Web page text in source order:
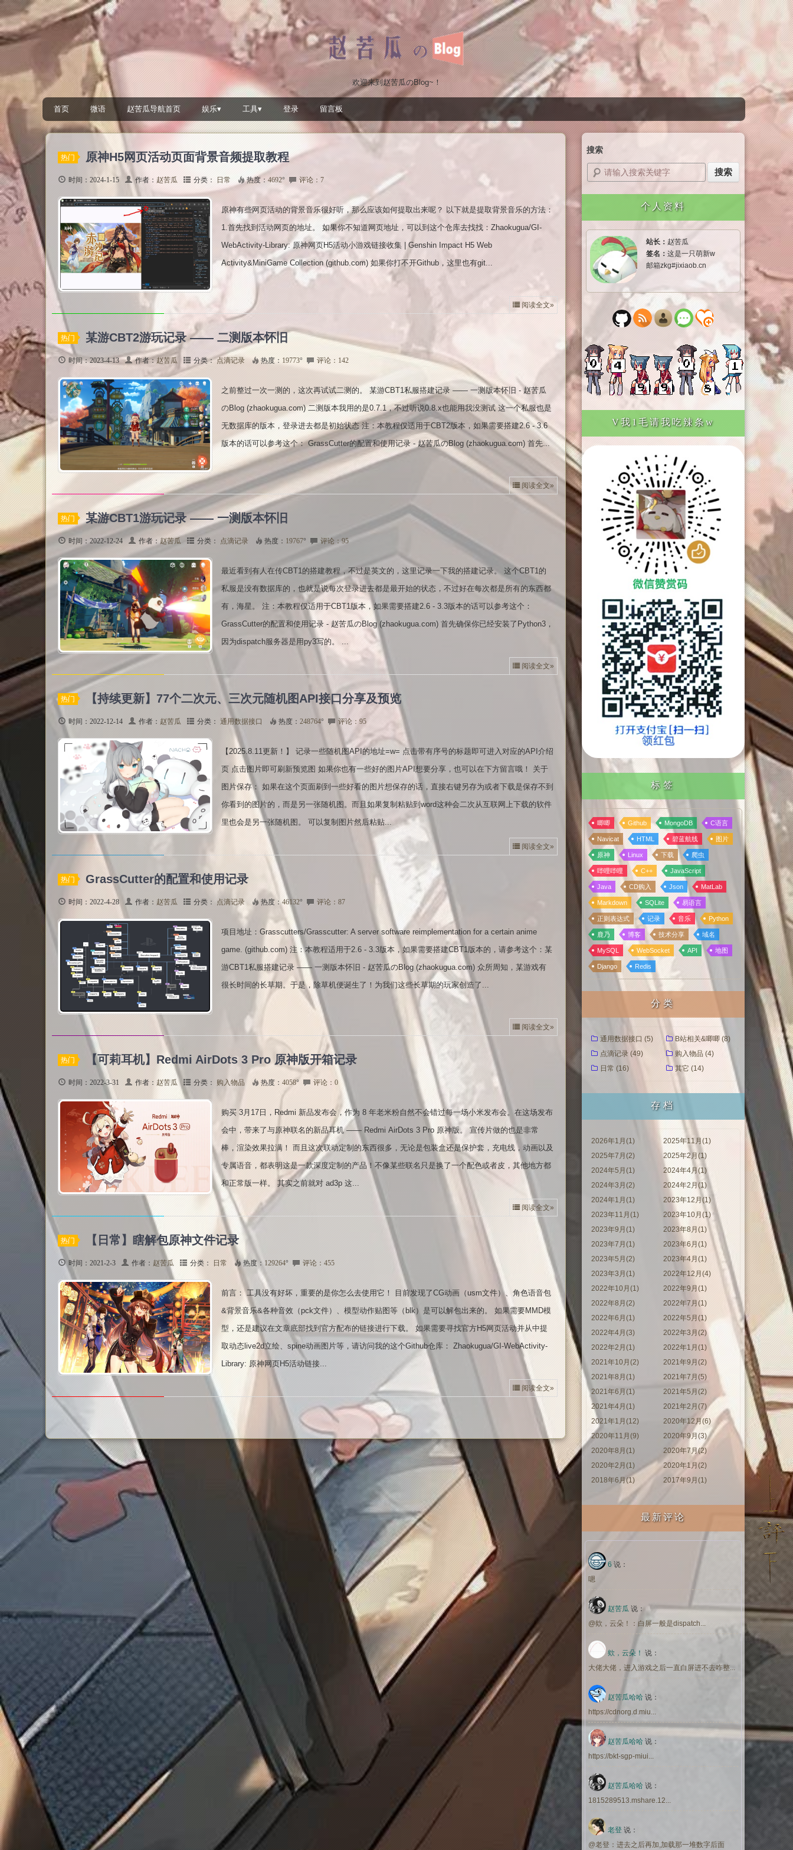
欢迎来到赵苦瓜のBlog~！
首页 微语 赵苦瓜导航首页 娱乐▾ 工具▾ 登录 留言板
热门 原神H5网页活动页面背景音频提取教程
时间：2024-1-15 作者： 赵苦瓜 分类： 日常 热度： 4692° 评论：7
原神有些网页活动的背景音乐很好听，那么应该如何提取出来呢？ 以下就是提取背景音乐的方法：
1.首先找到活动网页的地址。 如果你不知道网页地址，可以到这个仓库去找找：Zhaokugua/GI-
WebActivity-Library: 原神网页H5活动小游戏链接收集 | Genshin Impact H5 Web
Activity&MiniGame Collection (github.com) 如果你打不开Github，这里也有git...
阅读全文»
热门 某游CBT2游玩记录 —— 二测版本怀旧
时间：2023-4-13 作者：赵苦瓜 分类：点滴记录 热度： 19773° 评论：142
之前整过一次一测的，这次再试试二测的。 某游CBT1私服搭建记录 —— 一测版本怀旧 - 赵苦瓜
のBlog (zhaokugua.com) 二测版本我用的是0.7.1，不过听说0.8.x也能用我没测试 这一个私服也是
无数据库的版本，登录进去都是初始状态 注：本教程仅适用于CBT2版本，如果需要搭建2.6 - 3.6
版本的话可以参考这个： GrassCutter的配置和使用记录 - 赵苦瓜のBlog (zhaokugua.com) 首先...
阅读全文»
热门 某游CBT1游玩记录 —— 一测版本怀旧
时间：2022-12-24 作者：赵苦瓜 分类： 点滴记录 热度： 19767° 评论：95
最近看到有人在传CBT1的搭建教程，不过是英文的，这里记录一下我的搭建记录。 这个CBT1的
私服是没有数据库的，也就是说每次登录进去都是最开始的状态，不过好在每次都是所有的东西都
有，海星。 注：本教程仅适用于CBT1版本，如果需要搭建2.6 - 3.3版本的话可以参考这个：
GrassCutter的配置和使用记录 - 赵苦瓜のBlog (zhaokugua.com) 首先确保你已经安装了Python3，
因为dispatch服务器是用py3写的。 ...
阅读全文»
热门 【持续更新】77个二次元、三次元随机图API接口分享及预览
时间：2022-12-14 作者： 赵苦瓜 分类： 通用数据接口 热度： 248764° 评论：95
【2025.8.11更新！】 记录一些随机图API的地址=w= 点击带有序号的标题即可进入对应的API介绍
页 点击图片即可刷新预览图 如果你也有一些好的图片API想要分享，也可以在下方留言哦！ 关于
图片保存： 如果在这个页面刷到一些好看的图片想保存的话，直接右键另存为或者下载是保存不到
你看到的图片的，而是另一张随机图。而且如果复制粘贴到word这种会二次从互联网上下载的软件
里也会是另一张随机图。 可以复制图片然后粘贴...
阅读全文»
热门 GrassCutter的配置和使用记录
时间：2022-4-28 作者： 赵苦瓜 分类：点滴记录 热度：46132° 评论：87
项目地址：Grasscutters/Grasscutter: A server software reimplementation for a certain anime
game. (github.com) 注：本教程适用于2.6 - 3.3版本，如果需要搭建CBT1版本的，请参考这个：某
游CBT1私服搭建记录 —— 一测版本怀旧 - 赵苦瓜のBlog (zhaokugua.com) 众所周知，某游戏有
很长时间的长草期。于是，除草机便诞生了！为我们这些长草期的玩家创造了...
阅读全文»
热门 【可莉耳机】Redmi AirDots 3 Pro 原神版开箱记录
时间：2022-3-31 作者： 赵苦瓜 分类： 购入物品 热度： 4058° 评论：0
购买 3月17日，Redmi 新品发布会，作为 8 年老米粉自然不会错过每一场小米发布会。在这场发布
会中，带来了与原神联名的新品耳机 —— Redmi AirDots 3 Pro 原神版。 宣传片做的也是非常
棒，渲染效果拉满！ 而且这次联动定制的东西很多，无论是包装盒还是保护套，充电线，动画以及
专属语音，都表明这是一款深度定制的产品！不像某些联名只是换了一个配色或者皮，其他地方都
和正常版一样。 其实之前就对 ad3p 这...
阅读全文»
热门 【日常】瞎解包原神文件记录
时间：2021-2-3 作者： 赵苦瓜 分类： 日常 热度： 129264° 评论：455
前言： 工具没有好坏，重要的是你怎么去使用它！ 目前发现了CG动画（usm文件）、角色语音包
&背景音乐&各种音效（pck文件）、模型动作贴图等（blk）是可以解包出来的。 如果需要MMD模
型，还是建议在文章底部找到官方配布的链接进行下载。 如果需要寻找官方H5网页活动并从中提
取动态live2d立绘、spine动画图片等，请访问我的这个Github仓库： Zhaokugua/GI-WebActivity-
Library: 原神网页H5活动链接...
阅读全文»
搜索
个人资料
站长： 赵苦瓜
签名： 这是一只萌新w
邮箱zkg#jixiaob.cn
V我1毛请我吃辣条w
标签
唧唧 Github MongoDB C语言
Navicat HTML 碧蓝航线 图片
原神 Linux 下载 爬虫
哔哩哔哩 C++ JavaScript
Java CD购入 Json MatLab
Markdown SQLite 易语言
正则表达式 记录 音乐 Python
鹿乃 博客 技术分享 域名
MySQL WebSocket API 地图
Django Redis
分类
通用数据接口 (5)
B站相关&唧唧 (8)
点滴记录 (49)
购入物品 (4)
日常 (16)
其它 (14)
存档
2026年1月(1)
2025年11月(1)
2025年7月(2)
2025年2月(1)
2024年5月(1)
2024年4月(1)
2024年3月(2)
2024年2月(1)
2024年1月(1)
2023年12月(1)
2023年11月(1)
2023年10月(1)
2023年9月(1)
2023年8月(1)
2023年7月(1)
2023年6月(1)
2023年5月(2)
2023年4月(1)
2023年3月(1)
2022年12月(4)
2022年10月(1)
2022年9月(1)
2022年8月(2)
2022年7月(1)
2022年6月(1)
2022年5月(1)
2022年4月(3)
2022年3月(2)
2022年2月(1)
2022年1月(1)
2021年10月(2)
2021年9月(2)
2021年8月(1)
2021年7月(5)
2021年6月(1)
2021年5月(2)
2021年4月(1)
2021年2月(7)
2021年1月(12)
2020年12月(6)
2020年11月(9)
2020年9月(3)
2020年8月(1)
2020年7月(2)
2020年2月(1)
2020年1月(2)
2018年6月(1)
2017年9月(1)
最新评论
6 说：
嗯
赵苦瓜 说：
@欸，云朵！：白屏一般是dispatch...
欸，云朵！ 说：
大佬大佬，进入游戏之后一直白屏进不去咋整...
赵苦瓜哈哈 说：
https://cdnorg.d.miu...
赵苦瓜哈哈 说：
https://bkt-sgp-miui...
赵苦瓜哈哈 说：
1815289513.mshare.12...
老登 说：
@老登：进去之后再加,加载那一堆数字后面